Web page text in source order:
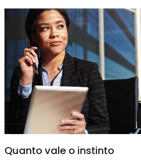
Quanto vale o instinto